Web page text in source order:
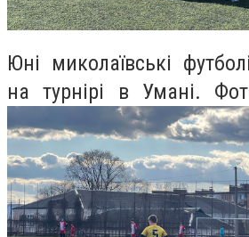
Юні миколаївські
на турнірі в Умані.